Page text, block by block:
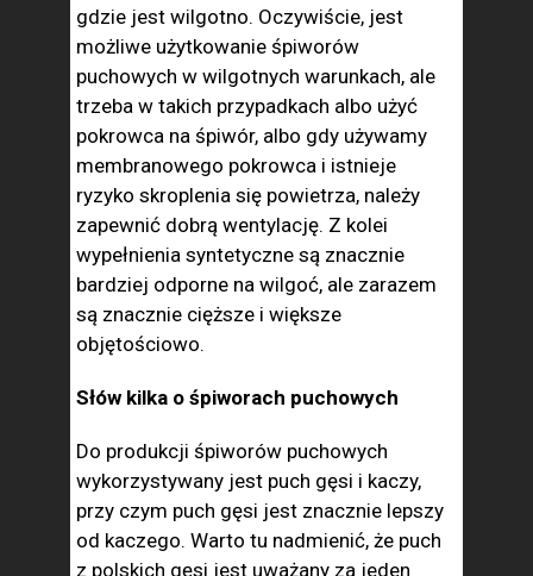
gdzie jest wilgotno. Oczywiście, jest
możliwe użytkowanie śpiworów
puchowych w wilgotnych warunkach, ale
trzeba w takich przypadkach albo użyć
pokrowca na śpiwór, albo gdy używamy
membranowego pokrowca i istnieje
ryzyko skroplenia się powietrza, należy
zapewnić dobrą wentylację. Z kolei
wypełnienia syntetyczne są znacznie
bardziej odporne na wilgoć, ale zarazem
są znacznie cięższe i większe
objętościowo.
Słów kilka o śpiworach puchowych
Do produkcji śpiworów puchowych
wykorzystywany jest puch gęsi i kaczy,
przy czym puch gęsi jest znacznie lepszy
od kaczego. Warto tu nadmienić, że puch
z polskich gęsi jest uważany za jeden